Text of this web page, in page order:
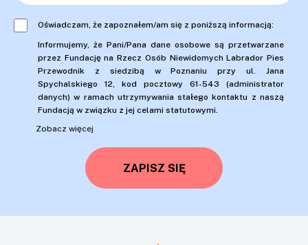
Oświadczam, że zapoznałem/am się z poniższą informacją:
Informujemy, że Pani/Pana dane osobowe są przetwarzane
przez Fundację na Rzecz Osób Niewidomych Labrador Pies
Przewodnik z siedzibą w Poznaniu przy ul. Jana
Spychalskiego 12, kod pocztowy 61-543 (administrator
danych) w ramach utrzymywania stałego kontaktu z naszą
Fundacją w związku z jej celami statutowymi.
Zobacz więcej
ZAPISZ SIĘ